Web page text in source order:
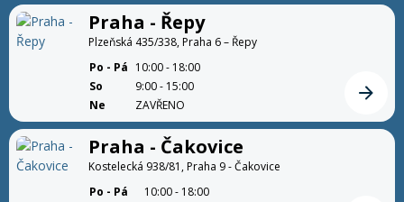
Praha - Řepy
Plzeňská 435/338, Praha 6 – Řepy
Po - Pá 10:00 - 18:00
So
9:00 - 15:00
Ne
ZAVŘENO
Detail
Praha - Čakovice
Kostelecká 938/81, Praha 9 - Čakovice
Po - Pá
10:00 - 18:00